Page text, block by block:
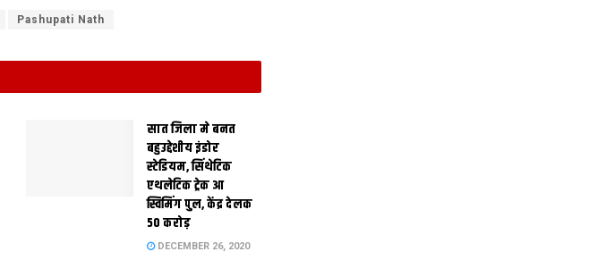
Pashupati Nath
सात जिला मे बनत
बहुउद्देशीय इंडोर
स्‍टेडि‍यम, सिंथेटिक
एथलेटिक ट्रेक आ
स्विमिंग पुल, केंद्र देलक
50 करोड़
DECEMBER 26, 2020